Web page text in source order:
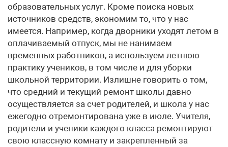
образовательных услуг. Кроме поиска новых
источников средств, экономим то, что у нас
имеется. Например, когда дворники уходят летом в
оплачиваемый отпуск, мы не нанимаем
временных работников, а используем летнюю
практику учеников, в том числе и для уборки
школьной территории. Излишне говорить о том,
что средний и текущий ремонт школы давно
осуществляется за счет родителей, и школа у нас
ежегодно отремонтирована уже в июле. Учителя,
родители и ученики каждого класса ремонтируют
свою классную комнату и закрепленный за